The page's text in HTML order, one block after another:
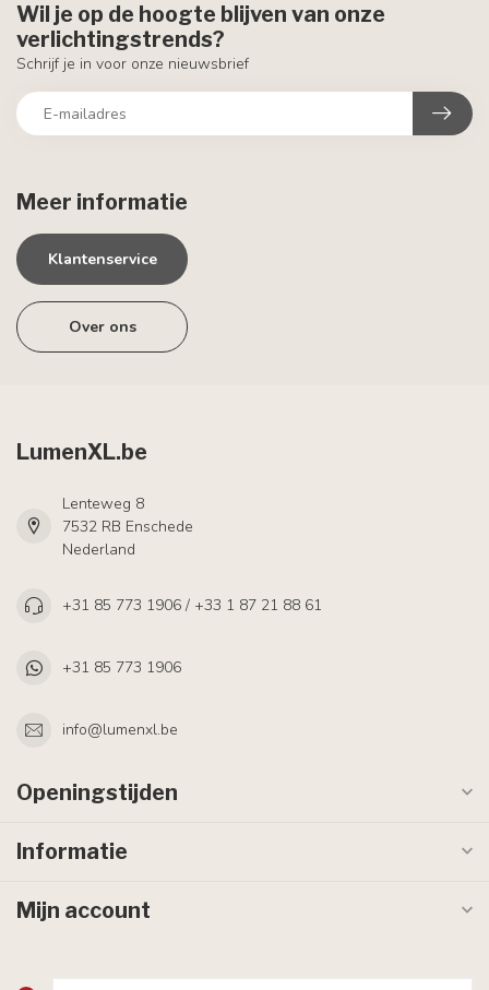
Meer informatie
Klantenservice
Over ons
Wil je op de hoogte blijven van onze
verlichtingstrends?
Schrijf je in voor onze nieuwsbrief
LumenXL.be
Lenteweg 8
7532 RB Enschede
Nederland
+31 85 773 1906 / +33 1 87 21 88 61
+31 85 773 1906
info@lumenxl.be
Openingstijden
Informatie
Mijn account